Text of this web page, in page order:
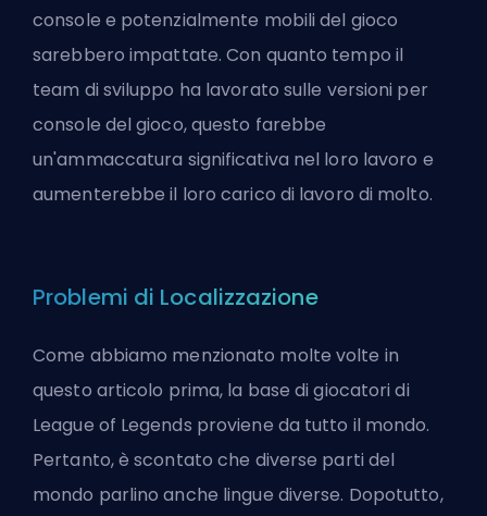
console e potenzialmente mobili del gioco
sarebbero impattate. Con quanto tempo il
team di sviluppo ha lavorato sulle versioni per
console del gioco, questo farebbe
un'ammaccatura significativa nel loro lavoro e
aumenterebbe il loro carico di lavoro di molto.
Problemi di Localizzazione
Come abbiamo menzionato molte volte in
questo articolo prima, la base di giocatori di
League of Legends proviene da tutto il mondo.
Pertanto, è scontato che diverse parti del
mondo parlino anche lingue diverse. Dopotutto,